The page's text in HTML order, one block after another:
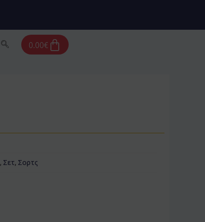
0.00€Cart
, Σετ, Σορτς